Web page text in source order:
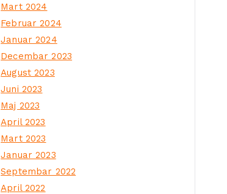
Mart 2024
Februar 2024
Januar 2024
Decembar 2023
August 2023
Juni 2023
Maj 2023
April 2023
Mart 2023
Januar 2023
Septembar 2022
April 2022